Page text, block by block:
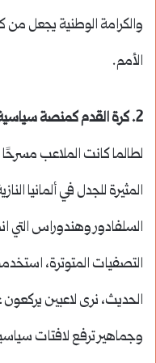
والكرامة الوطنية يجعل من
الأمم.
2. كرة القدم كمنصة
لطالما كانت الملاعب مسرحًا
السلفادور وهندوراس التي
التصفيات المتوترة،
الحديث، نرى لاعبين
وجماهير ترفع لافتات